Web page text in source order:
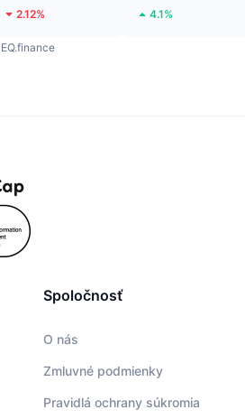
2.12% 4.1%
EQ.finance
Spoločnosť
O nás
Zmluvné podmienky
Pravidlá ochrany súkromia